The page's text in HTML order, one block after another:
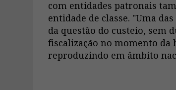
com entidades patronais
entidade de classe. "Uma
da questão do custeio, sem
fiscalização no momento da
reproduzindo em âmbito